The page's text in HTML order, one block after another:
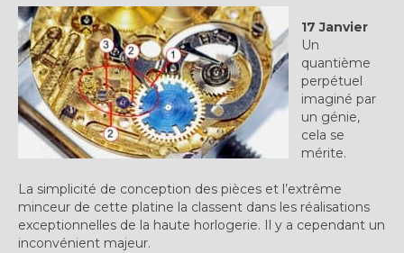
Marques Suisses du XXe siècle
Grands Horlogers
Abraham-Louis Breguet
Christian Gottfried Hahn
Jean-Antoine Lépine
Dossiers constructeur
Fabricants et poinçons
17 Janvier
Un
quantième
perpétuel
imaginé par
un génie,
cela se
mérite.
La simplicité de conception des pièces et l’extrême
minceur de cette platine la classent dans les réalisations
exceptionnelles de la haute horlogerie. Il y a cependant un
inconvénient majeur.